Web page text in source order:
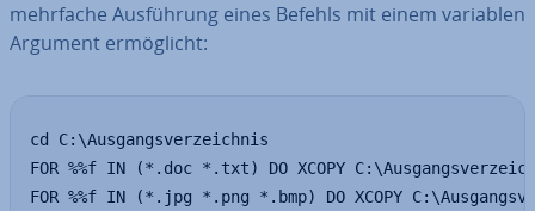
mehrfache Aus­füh­rung eines Befehls mit einem variablen
Argument er­mög­licht:
cd C:\Ausgangsverzeichnis
FOR %%f IN (*.doc *.txt) DO XCOPY
FOR %%f IN (*.jpg *.png *.bmp) DO XCOPY